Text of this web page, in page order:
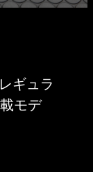
ギュラ
モデ